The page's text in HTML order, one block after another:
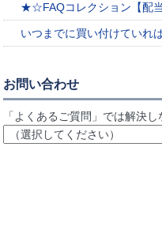
★☆FAQコレクション【配
いつまでに買い付けていれ
お問い合わせ
「よくあるご質問」では解決